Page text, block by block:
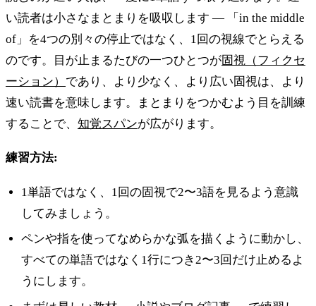
い読者は小さなまとまりを吸収します — 「in the middle
of」を4つの別々の停止ではなく、1回の視線でとらえる
のです。目が止まるたびの一つひとつが固視（フィクセ
ーション） であり、より少なく、より広い固視は、より
速い読書を意味します。まとまりをつかむよう目を訓練
することで、 知覚スパンが広がります。
練習方法:
1単語ではなく、1回の固視で2〜3語を見るよう意識
してみましょう。
ペンや指を使ってなめらかな弧を描くように動かし、
すべての単語ではなく1行につき2〜3回だけ止めるよ
うにします。